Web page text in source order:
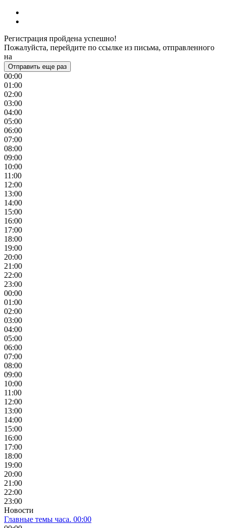
Регистрация пройдена успешно!
Пожалуйста, перейдите по ссылке из письма, отправленного
на
Отправить еще раз
00:00
01:00
02:00
03:00
04:00
05:00
06:00
07:00
08:00
09:00
10:00
11:00
12:00
13:00
14:00
15:00
16:00
17:00
18:00
19:00
20:00
21:00
22:00
23:00
00:00
01:00
02:00
03:00
04:00
05:00
06:00
07:00
08:00
09:00
10:00
11:00
12:00
13:00
14:00
15:00
16:00
17:00
18:00
19:00
20:00
21:00
22:00
23:00
Новости
Главные темы часа. 00:00